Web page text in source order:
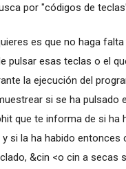
por "códigos de
es que no haga
pulsar esas teclas o el
la ejecución del
si se ha pulsado
que te informa de si ha
y si la ha habido entonces
&cin <o cin a secas